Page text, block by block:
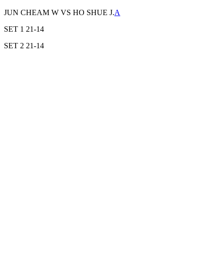
JUN CHEAM W VS HO SHUE J.A
SET 1 21-14
SET 2 21-14